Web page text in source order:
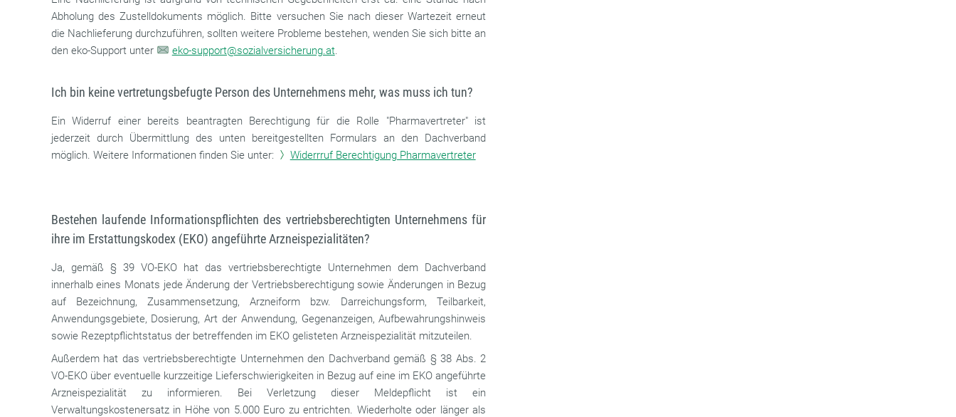
Abholung des Zustelldokuments möglich. Bitte versuchen Sie nach dieser Wartezeit erneut
die Nachlieferung durchzuführen, sollten weitere Probleme bestehen, wenden Sie sich bitte an
den eko-Support unter
eko-support@sozialversicherung.at.
Ich bin keine vertretungsbefugte Person des Unternehmens mehr, was muss ich tun?
Ein Widerruf einer bereits beantragten Berechtigung für die Rolle "Pharmavertreter" ist
jederzeit durch Übermittlung des unten bereitgestellten Formulars an den Dachverband
möglich. Weitere Informationen finden Sie unter:
Widerrruf Berechtigung Pharmavertreter
Bestehen laufende Informationspflichten des vertriebsberechtigten Unternehmens für
ihre im Erstattungskodex (EKO) angeführte Arzneispezialitäten?
Ja, gemäß § 39 VO-EKO hat das vertriebsberechtigte Unternehmen dem Dachverband
innerhalb eines Monats jede Änderung der Vertriebsberechtigung sowie Änderungen in Bezug
auf Bezeichnung, Zusammensetzung, Arzneiform bzw. Darreichungsform, Teilbarkeit,
Anwendungsgebiete, Dosierung, Art der Anwendung, Gegenanzeigen, Aufbewahrungshinweis
sowie Rezeptpflichtstatus der betreffenden im EKO gelisteten Arzneispezialität mitzuteilen.
Außerdem hat das vertriebsberechtigte Unternehmen den Dachverband gemäß § 38 Abs. 2
VO-EKO über eventuelle kurzzeitige Lieferschwierigkeiten in Bezug auf eine im EKO angeführte
Arzneispezialität zu informieren. Bei Verletzung dieser Meldepflicht ist ein
Verwaltungskostenersatz in Höhe von 5.000 Euro zu entrichten. Wiederholte oder länger als